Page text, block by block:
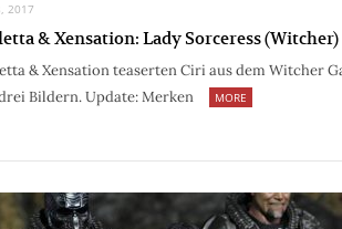
2017
& Xensation: Lady Sorceress (Witcher)
& Xensation teaserten Ciri aus dem Witcher
Bildern. Update: Merken
MORE